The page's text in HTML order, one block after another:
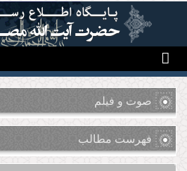
رفتن به محتوای اصلی
صوت و فیلم
فهرست مطالب